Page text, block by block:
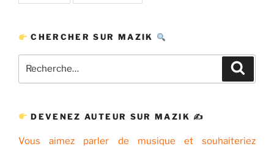
CHERCHER SUR MAZIK
pour
DEVENEZ AUTEUR SUR MAZIK ✍
Vous aimez parler de musique et souhaiteriez